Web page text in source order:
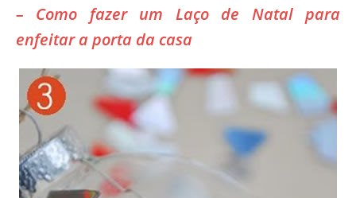
– Como fazer um Laço de Natal para
enfeitar a porta da casa